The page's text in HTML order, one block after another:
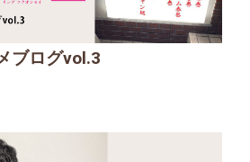
ブログvol.3